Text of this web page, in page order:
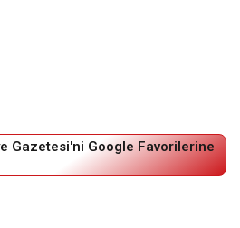
Gazetesi'ni Google Favorilerine